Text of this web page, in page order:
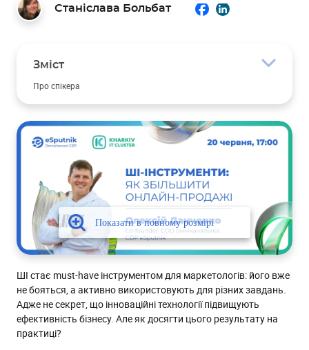
Станіслава Больбат
Зміст
Про спікера
ШІ стає must-have інструментом для маркетологів: його вже
не бояться, а активно використовують для різних завдань.
Адже не секрет, що інноваційні технології підвищують
ефективність бізнесу. Але як досягти цього результату на
практиці?